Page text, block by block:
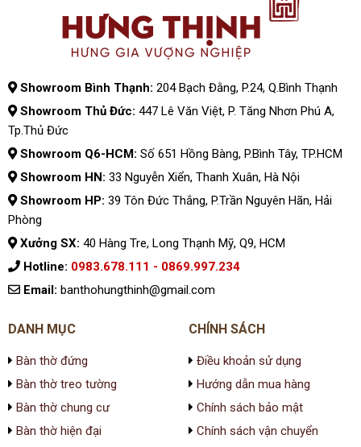
Showroom Bình Thạnh: 204 Bạch Đằng, P.24, Q.Bình Thạnh
Showroom Thủ Đức: 447 Lê Văn Việt, P. Tăng Nhơn Phú A,
Tp.Thủ Đức
Showroom Q6-HCM: Số 651 Hồng Bàng, P.Bình Tây, TP.HCM
Showroom HN: 33 Nguyễn Xiển, Thanh Xuân, Hà Nội
Showroom HP: 39 Tôn Đức Thắng, P.Trần Nguyên Hãn, Hải
Phòng
Xưởng SX: 40 Hàng Tre, Long Thạnh Mỹ, Q9, HCM
Hotline: 0983.678.111 - 0869.997.234
Email: banthohungthinh@gmail.com
DANH MỤC
Bàn thờ đứng
Bàn thờ treo tường
Bàn thờ chung cư
Bàn thờ hiện đại
CHÍNH SÁCH
Điều khoản sử dụng
Hướng dẫn mua hàng
Chính sách bảo mật
Chính sách vận chuyển